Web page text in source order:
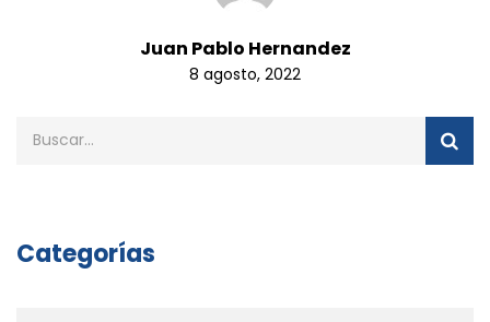
Juan Pablo Hernandez
8 agosto, 2022
Categorías